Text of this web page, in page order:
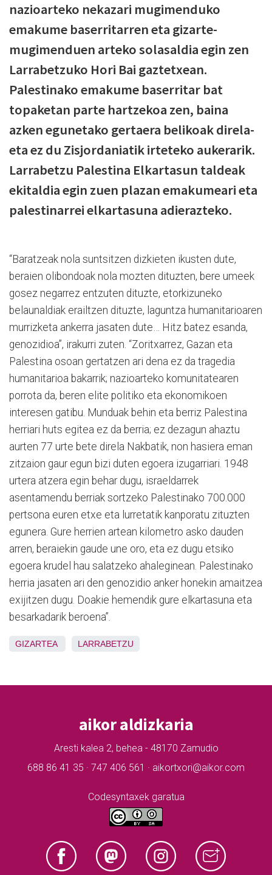
nazioarteko nekazari mugimenduko
emakume baserritarren eta gizarte-
mugimenduen arteko solasaldia egin zen
Larrabetzuko Hori Bai gaztetxean.
Palestinako emakume baserritar bat
topaketan parte hartzekoa zen, baina
azken egunetako gertaera belikoak direla-
eta ez du Zisjordaniatik irteteko aukerarik.
Larrabetzu Palestina Elkartasun taldeak
ekitaldia egin zuen plazan emakumeari eta
palestinarrei elkartasuna adierazteko.
“Baratzeak nola suntsitzen dizkieten ikusten dute,
beraien olibondoak nola mozten dituzten, bere umeek
gosez negarrez entzuten dituzte, etorkizuneko
belaunaldiak erailtzen dituzte, laguntza humanitarioaren
murrizketa ankerra jasaten dute… Hitz batez esanda,
genozidioa”, irakurri zuten. “Zoritxarrez, Gazan eta
Palestina osoan gertatzen ari dena ez da tragedia
humanitarioa bakarrik; nazioarteko komunitatearen
porrota da, beren elite politiko eta ekonomikoen
interesen gatibu. Munduak behin eta berriz Palestina
herriari huts egitea ez da berria; ez dezagun ahaztu
aurten 77 urte bete direla Nakbatik, non hasiera eman
zitzaion gaur egun bizi duten egoera izugarriari. 1948
urtera atzera egin behar dugu, israeldarrek
asentamendu berriak sortzeko Palestinako 700.000
pertsona euren etxe eta lurretatik kanporatu zituzten
egunera. Gure herrien artean kilometro asko dauden
arren, beraiekin gaude une oro, eta ez dugu etsiko
egoera krudel hau salatzeko ahaleginean. Palestinako
herria jasaten ari den genozidio anker honekin amaitzea
exijitzen dugu. Doakie hemendik gure elkartasuna eta
besarkadarik beroena”.
GIZARTEA LARRABETZU
aikor aldizkaria
Aresti kalea 2, behea - 48170 Zamudio
688 86 41 35 · 747 406 561 · aikortxori@aikor.com
Codesyntaxek garatua